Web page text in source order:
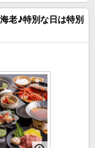
老♪特別な日は特別